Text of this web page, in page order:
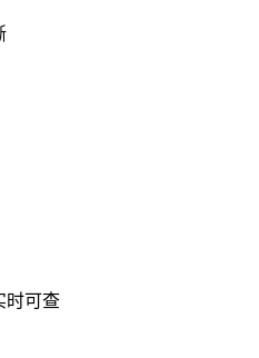
时可查